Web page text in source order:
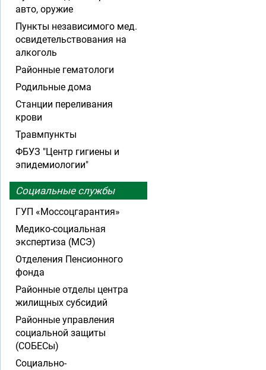
авто, оружие
Пункты независимого мед.
освидетельствования на
алкоголь
Районные гематологи
Родильные дома
Станции переливания
крови
Травмпункты
ФБУЗ "Центр гигиены и
эпидемиологии"
Социальные службы
ГУП «Моссоцгарантия»
Медико-социальная
экспертиза (МСЭ)
Отделения Пенсионного
фонда
Районные отделы центра
жилищных субсидий
Районные управления
социальной защиты
(СОБЕСы)
Социально-